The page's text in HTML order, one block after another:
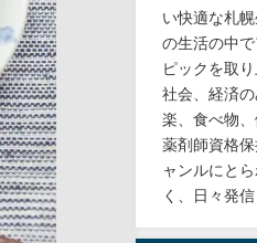
い快適な札
の生活の中
ピックを取り
社会、経済
楽、食べ物、
薬剤師資格
ャンルにと
く、日々発信